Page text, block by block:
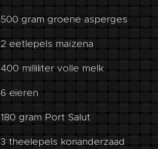
500 gram groene asperges
2 eetlepels maïzena
400 milliliter volle melk
6 eieren
180 gram Port Salut
3 theelepels korianderzaad